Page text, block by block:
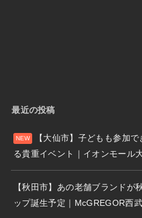
最近の投稿
【大仙市】子どもも参加
る貴重イベント｜イオンモール
【秋田市】あの老舗ブランドが
ップ誕生予定｜McGREGOR西